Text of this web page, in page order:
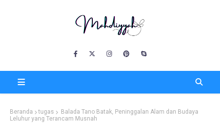
Beranda tugas
Balada Tano Batak, Peninggalan Alam dan Budaya
Leluhur yang Terancam Musnah